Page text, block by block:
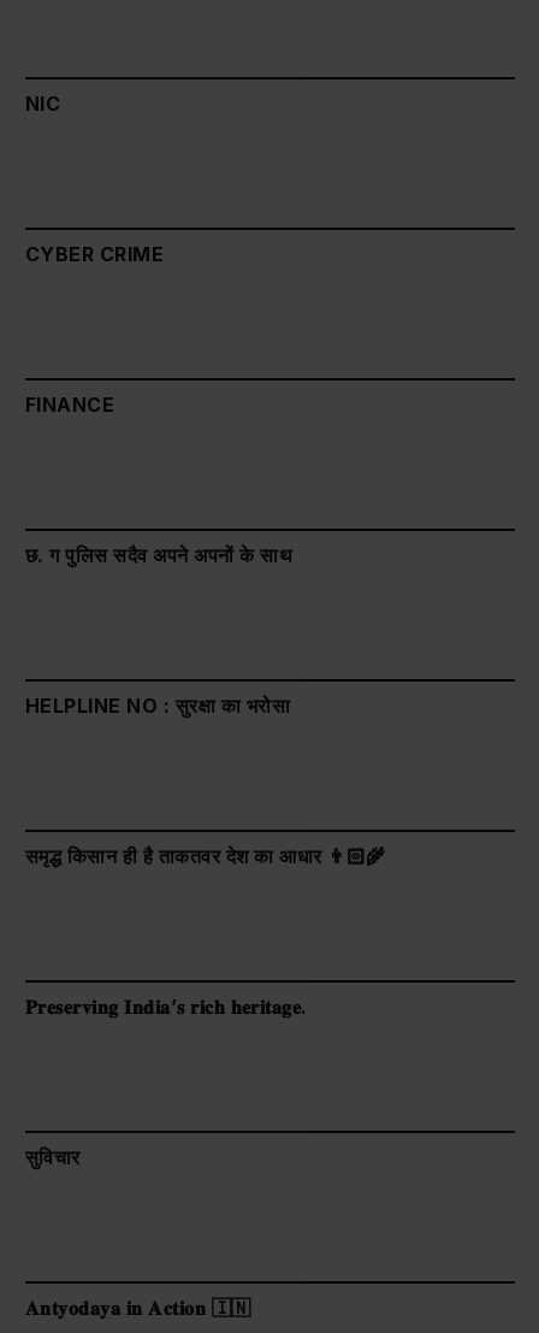
NIC
CYBER CRIME
FINANCE
छ. ग पुलिस सदैव अपने अपनों के साथ
HELPLINE NO : सुरक्षा का भरोसा
समृद्ध किसान ही है ताकतवर देश का आधार 👨🏻‍🌾
𝐏𝐫𝐞𝐬𝐞𝐫𝐯𝐢𝐧𝐠 𝐈𝐧𝐝𝐢𝐚’𝐬 𝐫𝐢𝐜𝐡 𝐡𝐞𝐫𝐢𝐭𝐚𝐠𝐞.
सुविचार
𝐀𝐧𝐭𝐲𝐨𝐝𝐚𝐲𝐚 𝐢𝐧 𝐀𝐜𝐭𝐢𝐨𝐧 🇮🇳